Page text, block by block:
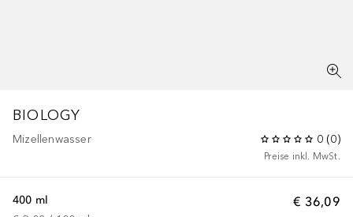
BIOLOGY
Mizellenwasser 0 (0)
Preise inkl. MwSt.
€ 36,09
400 ml